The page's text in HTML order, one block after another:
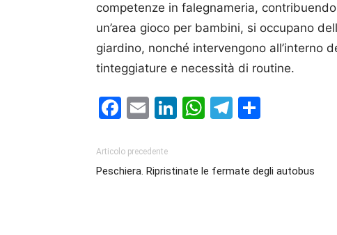
competenze in falegnameria,
un’area gioco per bambini, si occupano
giardino, nonché intervengono all’interno
tinteggiature e necessità di routine.
Facebook
EmailLinkedIn
WhatsApp
Telegram
Articolo precedente
Peschiera. Ripristinate le fermate degli autobus